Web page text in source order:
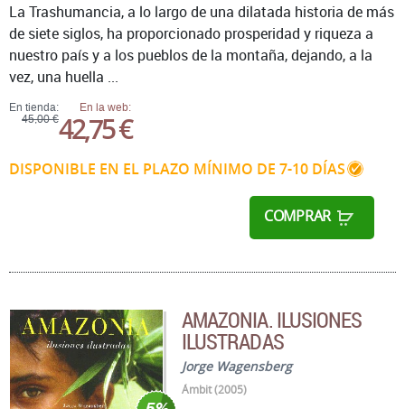
En tienda:
45,00 €
En la web:
42,75 €
DISPONIBLE EN EL PLAZO MÍNIMO DE 7-10 DÍAS
COMPRAR
La Trashumancia, a lo largo de una dilatada historia de más
de siete siglos, ha proporcionado prosperidad y riqueza a
nuestro país y a los pueblos de la montaña, dejando, a la
vez, una huella ...
AMAZONIA. ILUSIONES
ILUSTRADAS
Jorge Wagensberg
Ámbit (2005)